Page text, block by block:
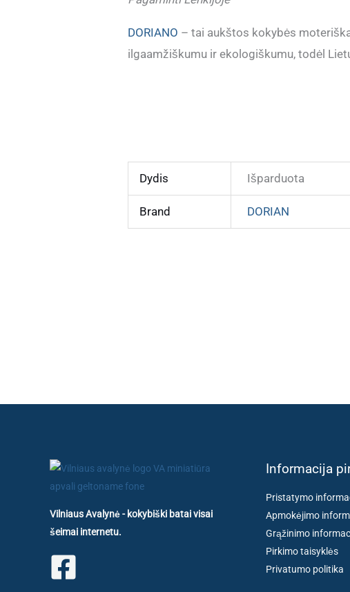
DORIANO – tai aukštos kokybės
ilgaamžiškumu ir ekologiškumu, todėl
Dydis Išparduota
Brand DORIAN
Vilniaus Avalynė - kokybiški batai visai
šeimai internetu.
Informacija
Pristatymo
Apmokėjimo
Grąžinimo
Pirkimo taisyklės
Privatumo politika